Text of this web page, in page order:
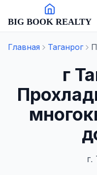
BIG BOOK REALTY
Главная Таганрог
г
г.